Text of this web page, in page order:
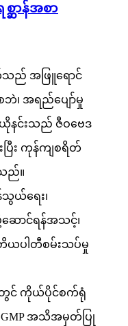
ဆာန်အစာ
သည် အဖြူရောင်
ဘဲ၊ အရည်ပျော်မှု
ယိုနင်းသည် ဇီဝဗေဒ
ပြီး ကုန်ကျစရိတ်
ည်။
သွယ်ရေး၊
ဆောင်ရန်အသင့်၊
ယပါတီစမ်းသပ်မှု
င် ကိုယ်ပိုင်စက်ရုံ
GMP အသိအမှတ်ပြု